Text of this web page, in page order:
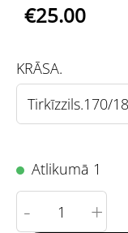
€25.00
KRĀSA.
Tirkīzzils.170/
Atlikumā 1
- +